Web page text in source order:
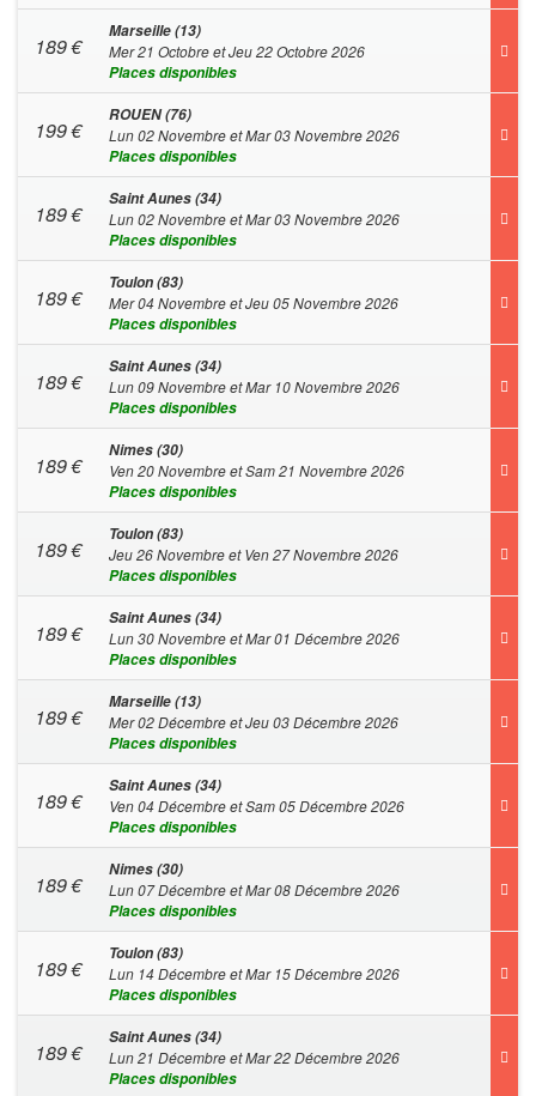
189€
Marseille (13)
Mer 21 Octobre et Jeu 22 Octobre 2026
Places disponibles
199€
ROUEN (76)
Lun 02 Novembre et Mar 03 Novembre 2026
Places disponibles
189€
Saint Aunes (34)
Lun 02 Novembre et Mar 03 Novembre 2026
Places disponibles
189€
Toulon (83)
Mer 04 Novembre et Jeu 05 Novembre 2026
Places disponibles
189€
Saint Aunes (34)
Lun 09 Novembre et Mar 10 Novembre 2026
Places disponibles
189€
Nimes (30)
Ven 20 Novembre et Sam 21 Novembre 2026
Places disponibles
189€
Toulon (83)
Jeu 26 Novembre et Ven 27 Novembre 2026
Places disponibles
189€
Saint Aunes (34)
Lun 30 Novembre et Mar 01 Décembre 2026
Places disponibles
189€
Marseille (13)
Mer 02 Décembre et Jeu 03 Décembre 2026
Places disponibles
189€
Saint Aunes (34)
Ven 04 Décembre et Sam 05 Décembre 2026
Places disponibles
189€
Nimes (30)
Lun 07 Décembre et Mar 08 Décembre 2026
Places disponibles
189€
Toulon (83)
Lun 14 Décembre et Mar 15 Décembre 2026
Places disponibles
189€
Saint Aunes (34)
Lun 21 Décembre et Mar 22 Décembre 2026
Places disponibles